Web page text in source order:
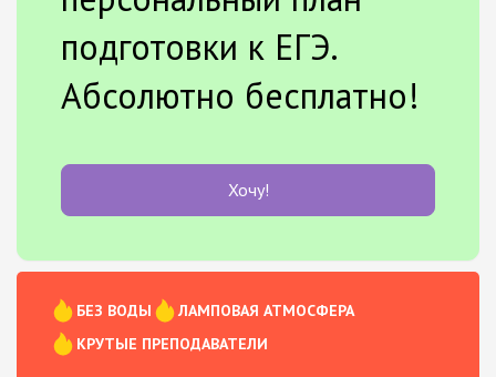
подготовки к ЕГЭ.
Абсолютно бесплатно!
Хочу!
БЕЗ ВОДЫ
ЛАМПОВАЯ АТМОСФЕРА
КРУТЫЕ ПРЕПОДАВАТЕЛИ